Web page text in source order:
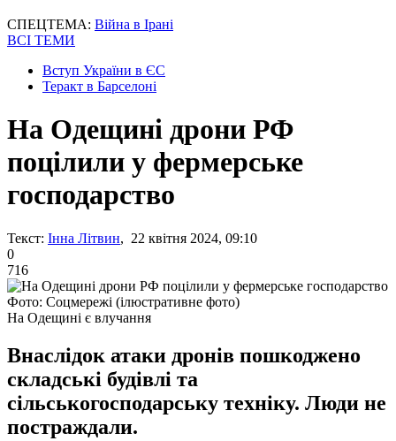
СПЕЦТЕМА: Війна в Ірані
ВСІ ТЕМИ
Вступ України в ЄС
Теракт в Барселоні
На Одещині дрони РФ
поцілили у фермерське
господарство
Текст: Інна Літвин, 22 квітня 2024, 09:10
0
716
Фото: Соцмережі (ілюстративне фото)
На Одещині є влучання
Внаслідок атаки дронів пошкоджено
складські будівлі та
сільськогосподарську техніку. Люди не
постраждали.